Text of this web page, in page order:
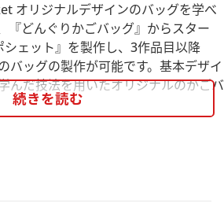
オリジナルデザインのバッグを学べ
『どんぐりかごバッグ』からスター
シェット』を製作し、3作品目以降
バッグの製作が可能です。基本デザイ
んだ技法を用いたオリジナルのかごバ
、tousketデザインのバッグを販売す
完成させるよう進めます。
続きを読む